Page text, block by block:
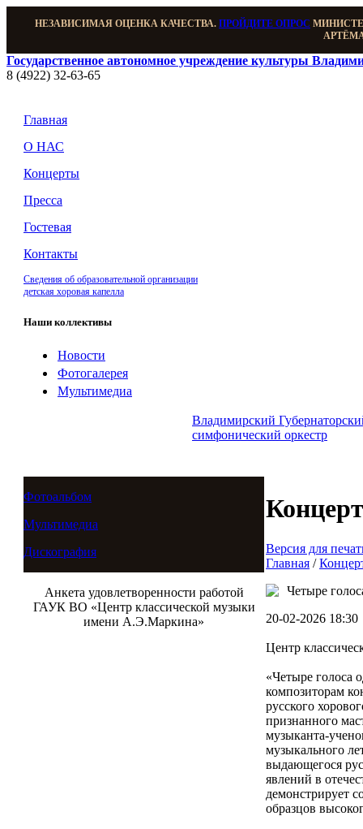
НЕЗАВИСИМАЯ ОЦЕНКА КАЧЕСТВА. ПРОЙДИТЕ ОПРОС
Государственное автономное учреждение культуры
8 (4922) 32-63-65
Главная
О НАС
Концерты
Пресса
Гостевая
Контакты
Сведения об образовательной организации
детская хоровая капелла
Наши коллективы
Новости
Фотогалерея
Мультимедиа
Владимирский
симфонический оркестр
Фотоальбом
Мультимедиа
Дискография
Анкета удовлетворенности работой
ГАУК ВО «Центр классической музыки
имени А.Э.Маркина»
Версия для
Главная /
Четыре
20-02-2026 18:30
Центр
«Четыре голоса
композиторам
русского
признанного
музыканта-
музыкального
выдающегося
явлений в
демонстрирует
образцов